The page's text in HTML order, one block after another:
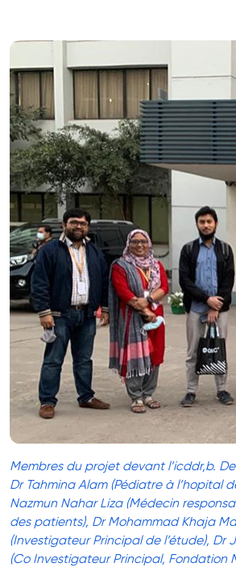
Membres du projet devant l’icddr,b.
Dr Tahmina Alam (Pédiatre à l’hopital
Nazmun Nahar Liza (Médecin
des patients), Dr Mohammad Khaja
(Investigateur Principal de l’étude), Dr
(Co Investigateur Principal, Fondation